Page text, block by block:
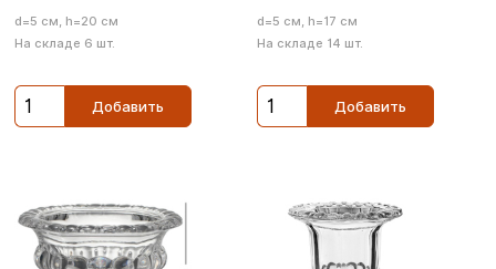
d=5 см, h=20 см
На складе 6 шт.
Добавить
d=5 см, h=17 см
На складе 14 шт.
Добавить